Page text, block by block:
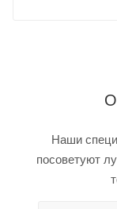
Наши
посоветуют